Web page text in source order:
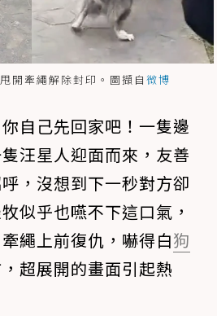
開牽繩解除封印。圖擷自 微博
自己先回家吧！一隻邊
汪星人迎面而來，友善
，沒想到下一秒對方卻
似乎也嚥不下這口氣，
繩上前復仇，嚇得白狗
超展開的畫面引起熱